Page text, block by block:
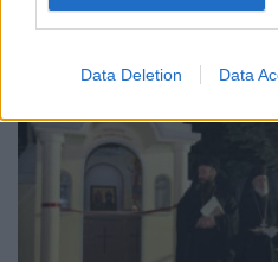
Data Deletion Data